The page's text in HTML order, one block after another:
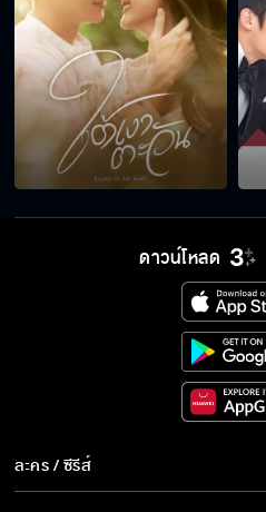
ดาวน์โหลด
ละคร / ซีรีส์
ละคร/ซีรีส์